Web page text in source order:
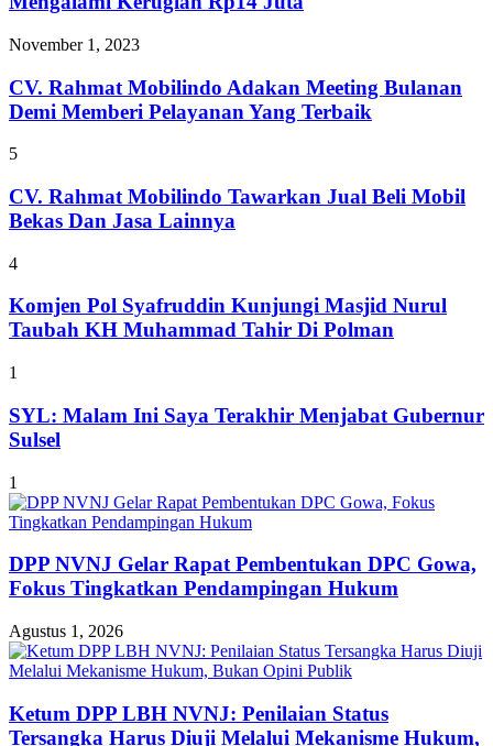
November 1, 2023
CV. Rahmat Mobilindo Adakan Meeting Bulanan
Demi Memberi Pelayanan Yang Terbaik
5
CV. Rahmat Mobilindo Tawarkan Jual Beli Mobil
Bekas Dan Jasa Lainnya
4
Komjen Pol Syafruddin Kunjungi Masjid Nurul
Taubah KH Muhammad Tahir Di Polman
1
SYL: Malam Ini Saya Terakhir Menjabat Gubernur
Sulsel
1
DPP NVNJ Gelar Rapat Pembentukan DPC Gowa,
Fokus Tingkatkan Pendampingan Hukum
Agustus 1, 2026
Ketum DPP LBH NVNJ: Penilaian Status
Tersangka Harus Diuji Melalui Mekanisme Hukum,